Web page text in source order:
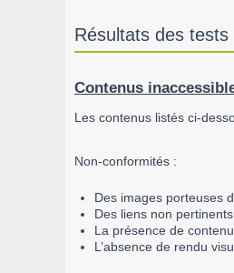
Résultats des tests
Contenus
Les contenus listés ci-
Non-conformités :
Des images porteuses
Des liens non pertinents
La présence de
L’absence de rendu